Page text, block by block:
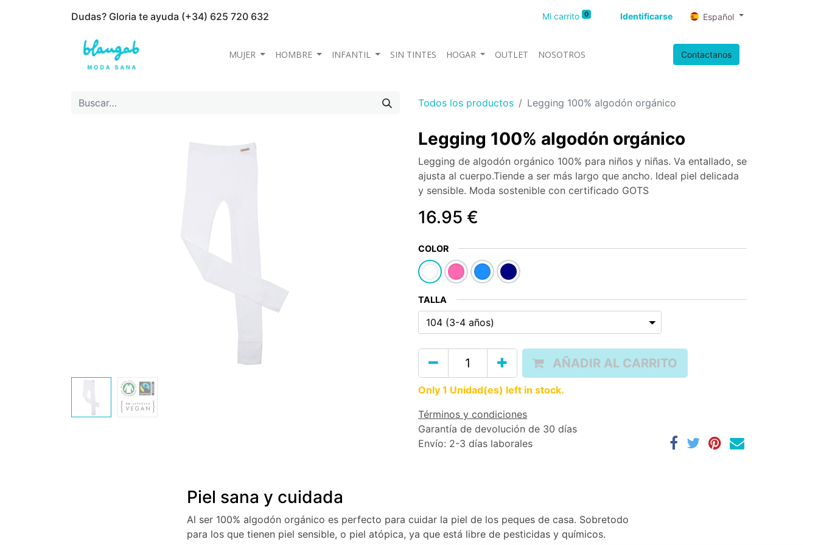
Dudas? Gloria te ayuda (+34) 625 720 632 Mi carrito 0 Identificarse Español
MUJER HOMBRE INFANTIL SIN TINTES HOGAR OUTLET NOSOTROS Contactanos
Todos los productos Legging 100% algodón orgánico
Legging 100% algodón orgánico
Legging de algodón orgánico 100% para niños y niñas. Va entallado, se
ajusta al cuerpo.Tiende a ser más largo que ancho. Ideal piel delicada
y sensible. Moda sostenible con certificado GOTS
16.95 €
COLOR
TALLA
AÑADIR AL CARRITO
Only 1 Unidad(es) left in stock.
Términos y condiciones
Garantía de devolución de 30 días
Envío: 2-3 días laborales
Piel sana y cuidada
Al ser 100% algodón orgánico es perfecto para cuidar la piel de los peques de casa. Sobretodo
para los que tienen piel sensible, o piel atópica, ya que está libre de pesticidas y químicos.